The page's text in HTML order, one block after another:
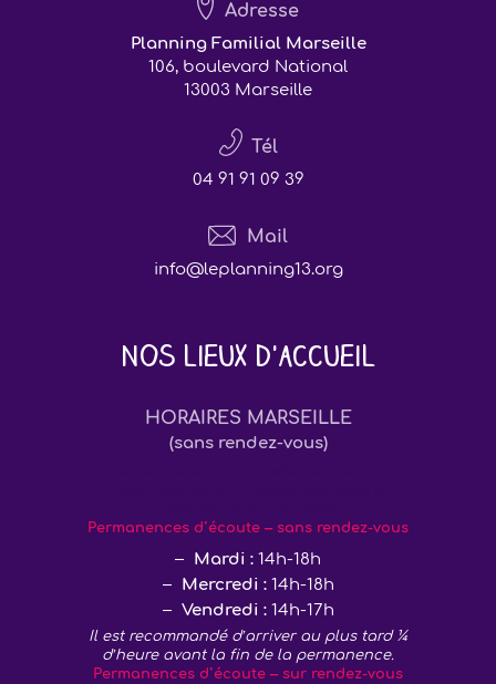
Adresse
Planning Familial Marseille
106, boulevard National
13003 Marseille
Tél
04 91 91 09 39
Mail
info@leplanning13.org
Nos lieux d'accueil
HORAIRES MARSEILLE
(sans rendez-vous)
Permanences d’écoute – sans rendez-vous
Mardi : 14h-18h
Mercredi :14h-18h
Vendredi :14h-17h
Il est recommandé d’arriver au plus tard ¼
d’heure avant la fin de la permanence.
Permanences d’écoute – sur rendez-vous